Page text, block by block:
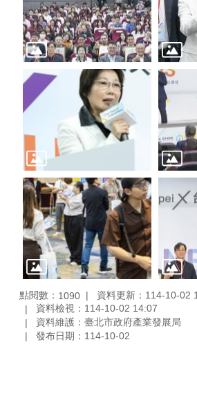
點閱數： 1090
資料更新：114-10-02
資料檢視：114-10-02 14:07
資料維護：臺北市政府產業發展局
發布日期：114-10-02